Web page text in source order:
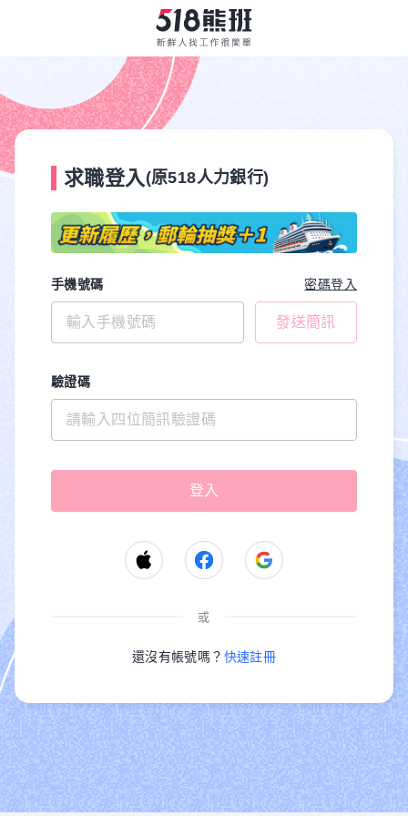
求職登入 (原518人力銀行)
手機號碼 密碼登入
發送簡訊
驗證碼
或
還沒有帳號嗎？ 快速註冊